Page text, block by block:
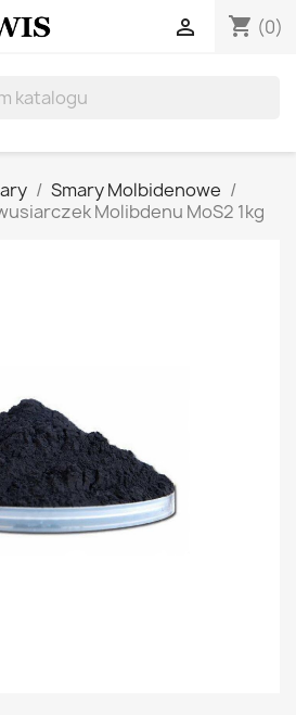
shopping_cart (0)

Smary Molbidenowe
Molibdenu MoS2 1kg